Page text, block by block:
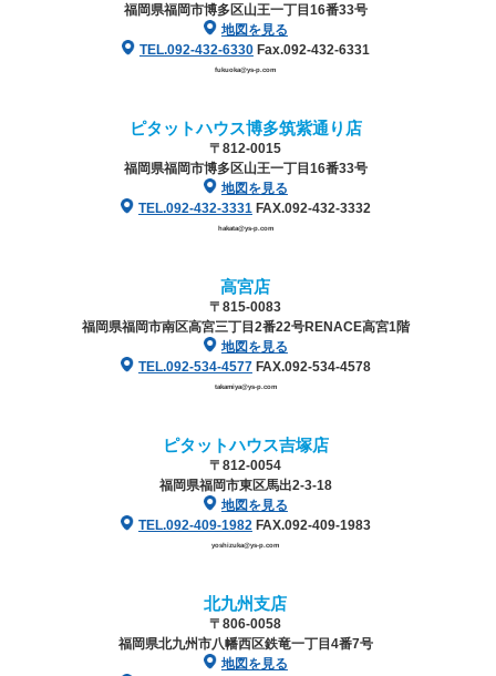
福岡県福岡市博多区山王一丁目16番33号
地図を見る
TEL.092-432-6330Fax.092-432-6331
fukuoka@ys-p.com
ピタットハウス博多筑紫通り店
〒812-0015
福岡県福岡市博多区山王一丁目16番33号
地図を見る
TEL.092-432-3331FAX.092-432-3332
hakata@ys-p.com
高宮店
〒815-0083
福岡県福岡市南区高宮三丁目2番22号RENACE高宮1階
地図を見る
TEL.092-534-4577FAX.092-534-4578
takamiya@ys-p.com
ピタットハウス吉塚店
〒812-0054
福岡県福岡市東区馬出2-3-18
地図を見る
TEL.092-409-1982FAX.092-409-1983
yoshizuka@ys-p.com
北九州支店
〒806-0058
福岡県北九州市八幡西区鉄竜一丁目4番7号
地図を見る